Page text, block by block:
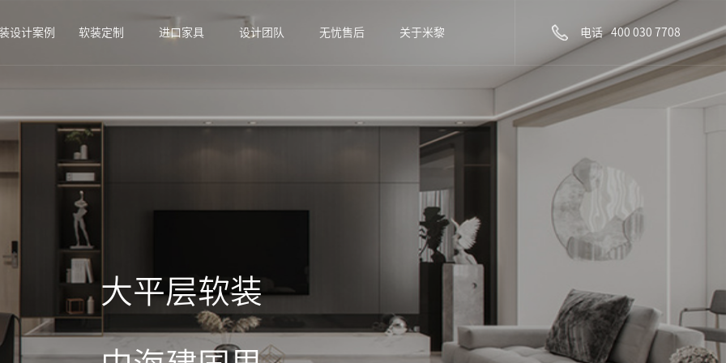
设计案例 软装定制 进口家具 设计团队 无忧售后 关于米黎 电话 400 030 7708
大平层软装